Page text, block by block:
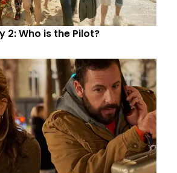
2: Who is the Pilot?